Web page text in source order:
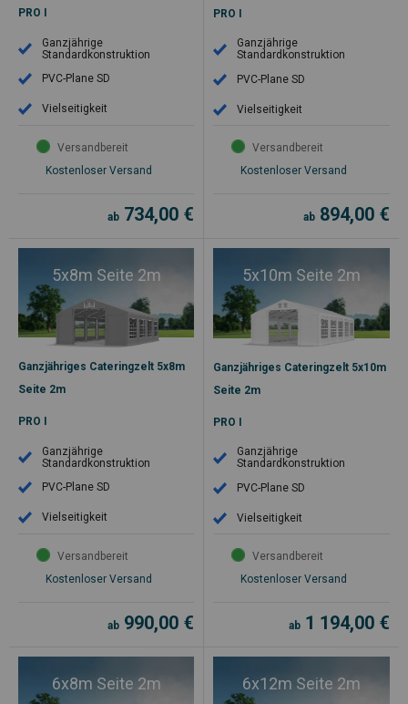
PRO I
Ganzjährige
Standardkonstruktion
PVC-Plane SD
Vielseitigkeit
Versandbereit
Kostenloser Versand
ab 734,00 €
PRO I
Ganzjährige
Standardkonstruktion
PVC-Plane SD
Vielseitigkeit
Versandbereit
Kostenloser Versand
ab 894,00 €
5x8m Seite 2m
Ganzjähriges Cateringzelt 5x8m
Seite 2m
PRO I
Ganzjährige
Standardkonstruktion
PVC-Plane SD
Vielseitigkeit
Versandbereit
Kostenloser Versand
ab 990,00 €
5x10m Seite 2m
Ganzjähriges Cateringzelt 5x10m
Seite 2m
PRO I
Ganzjährige
Standardkonstruktion
PVC-Plane SD
Vielseitigkeit
Versandbereit
Kostenloser Versand
ab 1 194,00 €
6x8m Seite 2m 6x12m Seite 2m